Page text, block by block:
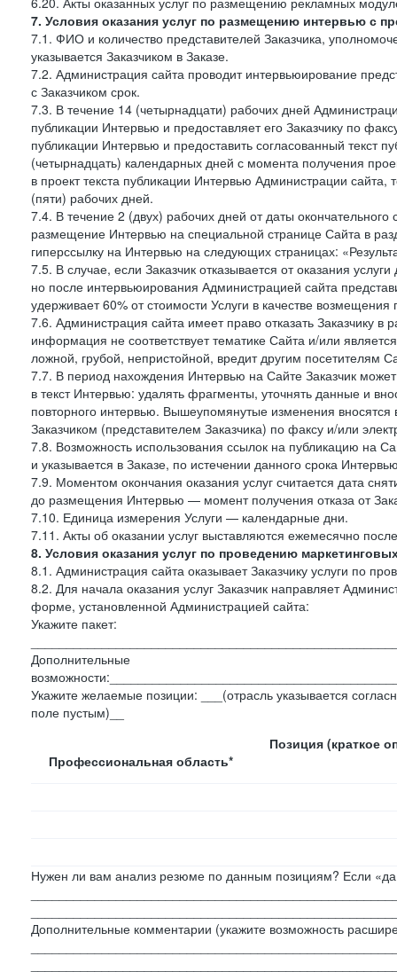
7. Условия оказания услуг по размещению интервью с
7.1. ФИО и количество представителей Заказчика,
указывается Заказчиком в Заказе.
7.2. Администрация сайта проводит интервьюирование
с Заказчиком срок.
7.3. В течение 14 (четырнадцати) рабочих дней
публикации Интервью и предоставляет его Заказчику по
публикации Интервью и предоставить согласованный текст
(четырнадцать) календарных дней с момента получения
в проект текста публикации Интервью Администрации сайта,
(пяти) рабочих дней.
7.4. В течение 2 (двух) рабочих дней от даты
размещение Интервью на специальной странице Сайта в
гиперссылку на Интервью на следующих страницах:
7.5. В случае, если Заказчик отказывается от оказания
но после интервьюирования Администрацией сайта
удерживает 60% от стоимости Услуги в качестве
7.6. Администрация сайта имеет право отказать Заказчику
информация не соответствует тематике Сайта и/или
ложной, грубой, непристойной, вредит другим посетителям
7.7. В период нахождения Интервью на Сайте Заказчик
в текст Интервью: удалять фрагменты, уточнять данные и
повторного интервью. Вышеупомянутые изменения
Заказчиком (представителем Заказчика) по факсу и/или
7.8. Возможность использования ссылок на публикацию на
и указывается в Заказе, по истечении данного срока
7.9. Моментом окончания оказания услуг считается дата
до размещения Интервью — момент получения отказа от
7.10. Единица измерения Услуги — календарные дни.
7.11. Акты об оказании услуг выставляются ежемесячно
8. Условия оказания услуг по проведению
8.1. Администрация сайта оказывает Заказчику услуги по
8.2. Для начала оказания услуг Заказчик направляет
форме, установленной Администрацией сайта:
Укажите пакет:
Дополнительные
Укажите желаемые позиции: ___(отрасль указывается
поле пустым)__
Профессиональная область*
Позиция (краткое
Нужен ли вам анализ резюме по данным позициям? Если
Дополнительные комментарии (укажите возможность